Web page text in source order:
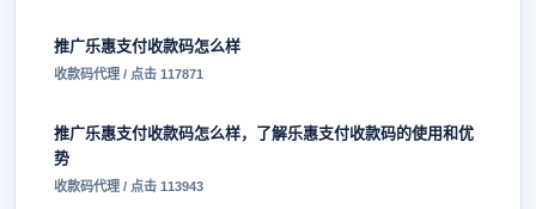
推广乐惠支付收款码怎么样
收款码代理 / 点击 117871
推广乐惠支付收款码怎么样，了解乐惠支付收款码的使用和优
势
收款码代理 / 点击 113943